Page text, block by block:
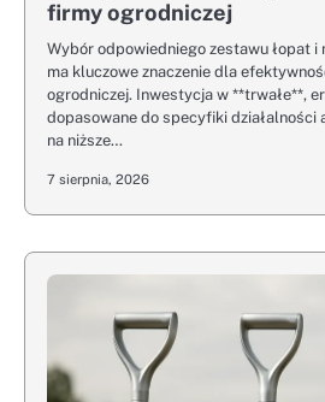
firmy ogrodniczej
Wybór odpowiedniego zestawu łopat i
ma kluczowe znaczenie dla
ogrodniczej. Inwestycja w **trwałe**,
dopasowane do specyfiki działalności
na niższe…
7 sierpnia, 2026